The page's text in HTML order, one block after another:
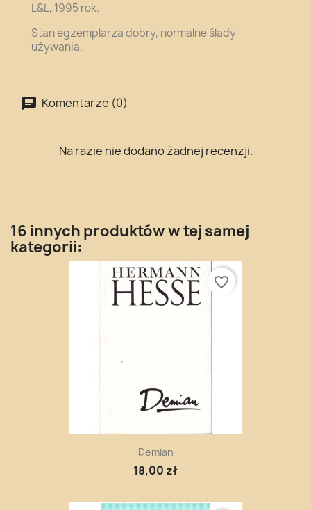
L&L, 1995 rok.
Stan egzemplarza dobry, normalne ślady
używania.
Komentarze (0)
Na razie nie dodano żadnej recenzji.
16 innych produktów w tej samej
kategorii:
Demian
18,00 zł
favorite_border